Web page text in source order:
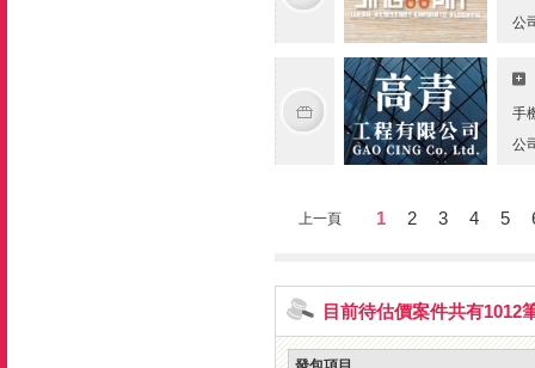
公
手
公
上一頁 1 2 3 4 5
目前待估價案件共有1012